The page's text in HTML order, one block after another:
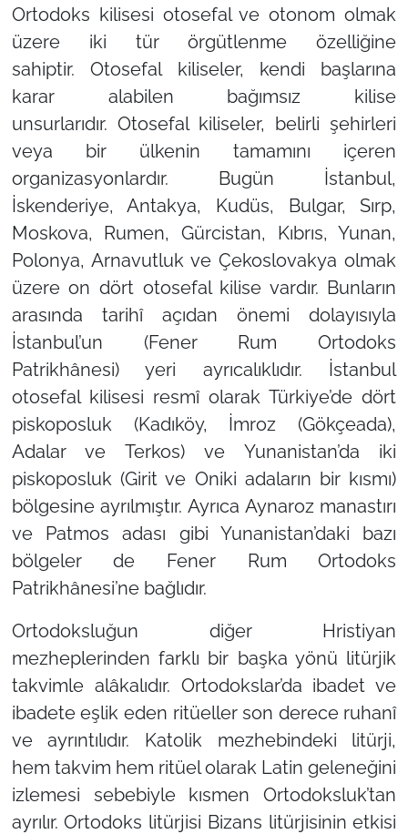
Ortodoks kilisesi otosefal ve otonom olmak
üzere iki tür örgütlenme özelliğine
sahiptir.Otosefal kiliseler, kendi başlarına
karar alabilen bağımsız kilise
unsurlarıdır. Otosefal kiliseler, belirli şehirleri
veya bir ülkenin tamamını içeren
organizasyonlardır. Bugün İstanbul,
İskenderiye, Antakya, Kudüs, Bulgar, Sırp,
Moskova, Rumen, Gürcistan, Kıbrıs, Yunan,
Polonya, Arnavutluk ve Çekoslovakya olmak
üzere on dört otosefal kilise vardır. Bunların
arasında tarihî açıdan önemi dolayısıyla
İstanbul’un (Fener Rum Ortodoks
Patrikhânesi) yeri ayrıcalıklıdır. İstanbul
otosefal kilisesi resmî olarak Türkiye’de dört
piskoposluk (Kadıköy, İmroz (Gökçeada),
Adalar ve Terkos) ve Yunanistan’da iki
piskoposluk (Girit ve Oniki adaların bir kısmı)
bölgesine ayrılmıştır. Ayrıca Aynaroz manastırı
ve Patmos adası gibi Yunanistan’daki bazı
bölgeler de Fener Rum Ortodoks
Patrikhânesi’ne bağlıdır.
Ortodoksluğun diğer Hristiyan
mezheplerinden farklı bir başka yönü litürjik
takvimle alâkalıdır. Ortodokslar’da ibadet ve
ibadete eşlik eden ritüeller son derece ruhanî
ve ayrıntılıdır. Katolik mezhebindeki litürji,
hem takvim hem ritüel olarak Latin geleneğini
izlemesi sebebiyle kısmen Ortodoksluk’tan
ayrılır. Ortodoks litürjisi Bizans litürjisinin etkisi